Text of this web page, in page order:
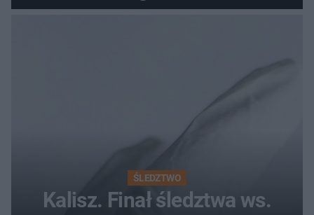
Podziemnego. Dziś zna je
ŚLEDZTWO
Kalisz. Finał śledztwa ws.